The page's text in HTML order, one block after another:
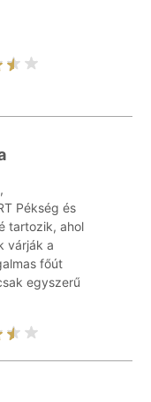
Pékség és
tartozik, ahol
várják a
főút
egyszerű